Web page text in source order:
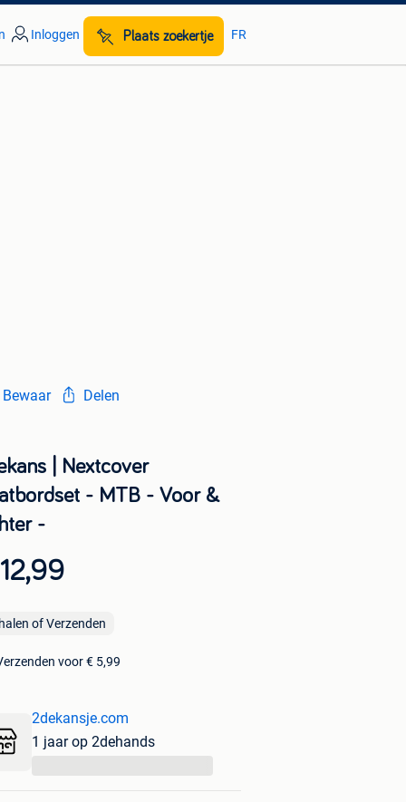
Inloggen Plaats zoekertje FR
Bewaar Delen
| Nextcover
- MTB - Voor &
-
of Verzenden
voor € 5,99
2dekansje.com
1 jaar op 2dehands